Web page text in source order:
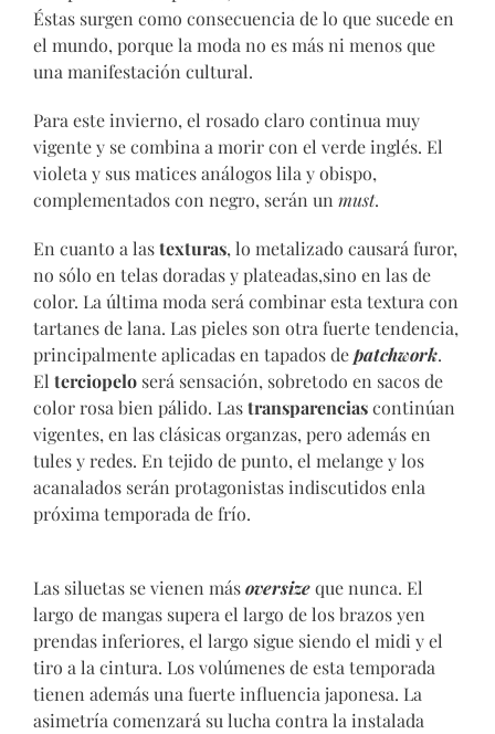
Éstas surgen como consecuencia de lo que sucede en
el mundo, porque la moda no es más ni menos que
una manifestación cultural.
Para este invierno, el rosado claro continua muy
vigente y se combina a morir con el verde inglés. El
violeta y sus matices análogos lila y obispo,
complementados con negro, serán un must.
En cuanto a lastexturas, lo metalizado causará furor,
no sólo en telas doradas y plateadas,sino en las de
color. La última moda será combinar esta textura con
tartanes de lana. Las pieles son otra fuerte tendencia,
principalmente aplicadas en tapados depatchwork.
El terciopelo será sensación, sobretodo en sacos de
color rosa bien pálido. Lastransparenciascontinúan
vigentes, en las clásicas organzas, pero además en
tules y redes. En tejido de punto, el melange y los
acanalados serán protagonistas indiscutidos enla
próxima temporada de frío.
Las siluetas se vienen másoversizeque nunca. El
largo de mangas supera el largo de los brazos yen
prendas inferiores, el largo sigue siendo el midi y el
tiro a la cintura. Los volúmenes de esta temporada
tienen además una fuerte influencia japonesa. La
asimetría comenzará su lucha contra la instalada